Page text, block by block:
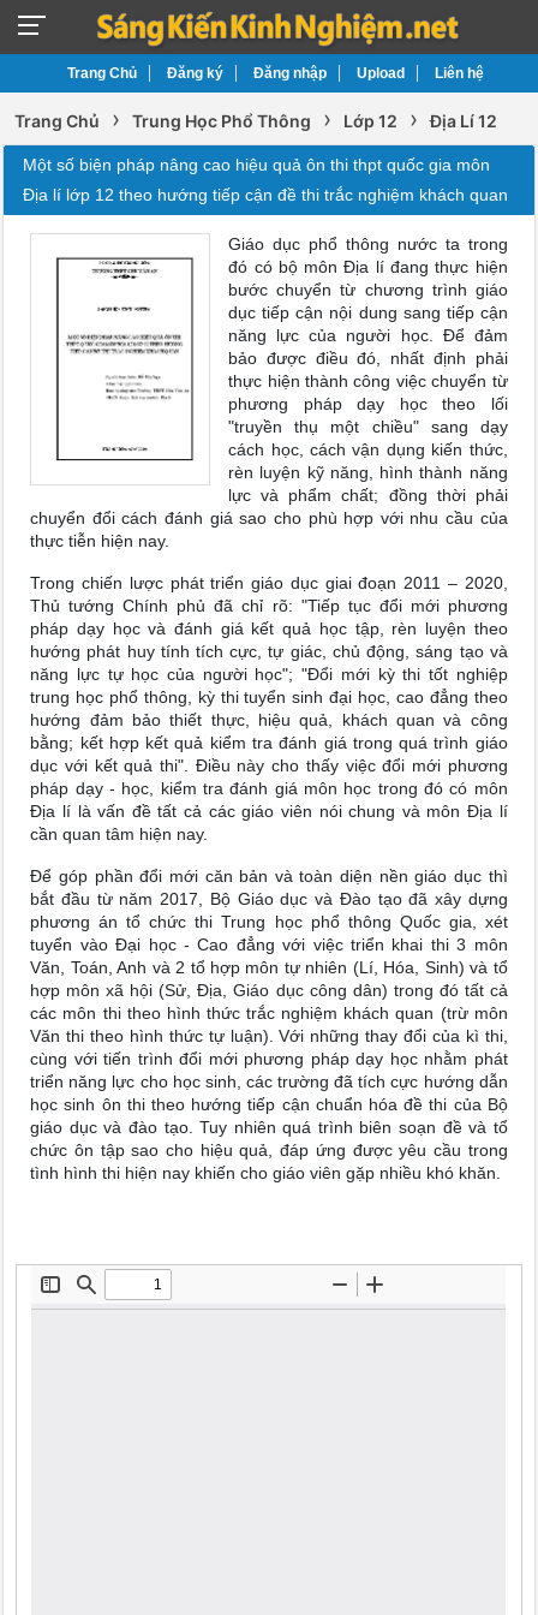
Trang Chủ Đăng ký Đăng nhập Upload Liên hệ
Trang Chủ › Trung Học Phổ Thông › Lớp 12 › Địa Lí 12
Một số biện pháp nâng cao hiệu quả ôn thi thpt quốc gia môn
Địa lí lớp 12 theo hướng tiếp cận đề thi trắc nghiệm khách quan
Giáo dục phổ thông nước ta trong
đó có bộ môn Địa lí đang thực hiện
bước chuyển từ chương trình giáo
dục tiếp cận nội dung sang tiếp cận
năng lực của người học. Để đảm
bảo được điều đó, nhất định phải
thực hiện thành công việc chuyển từ
phương pháp dạy học theo lối
"truyền thụ một chiều" sang dạy
cách học, cách vận dụng kiến thức,
rèn luyện kỹ năng, hình thành năng
lực và phẩm chất; đồng thời phải
chuyển đổi cách đánh giá sao cho phù hợp với nhu cầu của
thực tiễn hiện nay.
Trong chiến lược phát triển giáo dục giai đoạn 2011 – 2020,
Thủ tướng Chính phủ đã chỉ rõ: "Tiếp tục đổi mới phương
pháp dạy học và đánh giá kết quả học tập, rèn luyện theo
hướng phát huy tính tích cực, tự giác, chủ động, sáng tạo và
năng lực tự học của người học"; "Đổi mới kỳ thi tốt nghiệp
trung học phổ thông, kỳ thi tuyển sinh đại học, cao đẳng theo
hướng đảm bảo thiết thực, hiệu quả, khách quan và công
bằng; kết hợp kết quả kiểm tra đánh giá trong quá trình giáo
dục với kết quả thi". Điều này cho thấy việc đổi mới phương
pháp dạy - học, kiểm tra đánh giá môn học trong đó có môn
Địa lí là vấn đề tất cả các giáo viên nói chung và môn Địa lí
cần quan tâm hiện nay.
Để góp phần đổi mới căn bản và toàn diện nền giáo dục thì
bắt đầu từ năm 2017, Bộ Giáo dục và Đào tạo đã xây dựng
phương án tổ chức thi Trung học phổ thông Quốc gia, xét
tuyển vào Đại học - Cao đẳng với việc triển khai thi 3 môn
Văn, Toán, Anh và 2 tổ hợp môn tự nhiên (Lí, Hóa, Sinh) và tổ
hợp môn xã hội (Sử, Địa, Giáo dục công dân) trong đó tất cả
các môn thi theo hình thức trắc nghiệm khách quan (trừ môn
Văn thi theo hình thức tự luận). Với những thay đổi của kì thi,
cùng với tiến trình đổi mới phương pháp dạy học nhằm phát
triển năng lực cho học sinh, các trường đã tích cực hướng dẫn
học sinh ôn thi theo hướng tiếp cận chuẩn hóa đề thi của Bộ
giáo dục và đào tạo. Tuy nhiên quá trình biên soạn đề và tổ
chức ôn tập sao cho hiệu quả, đáp ứng được yêu cầu trong
tình hình thi hiện nay khiến cho giáo viên gặp nhiều khó khăn.